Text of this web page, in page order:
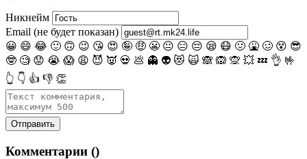
Никнейм
Email (не будет показан)
😀 😄 😂 🙂 🙃 😉 😘 😍 🤪 🤑 😬 😐 😑 😔 😪 😷 🤢 🤮 🥴 😵 😎
🤓 🧐 😟 😭 😱 😩 😈 👿 💀 💩 👻 👽 😻 🙀 🙈 🙉 🙊 💥 💤 👌 🤟
👆 👇 👍 👎 👏
Комментарии ()